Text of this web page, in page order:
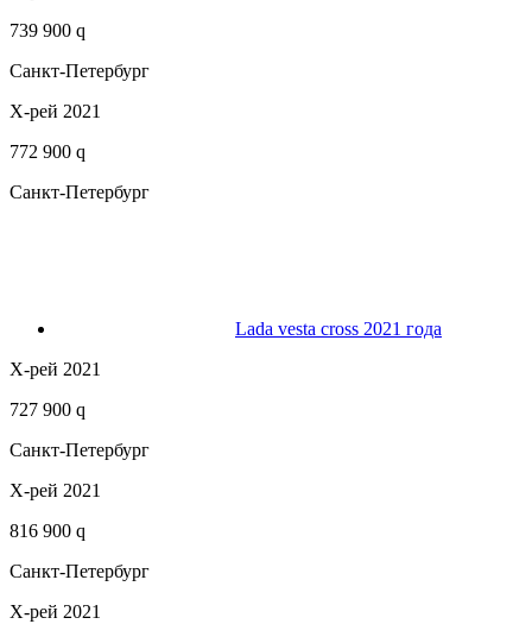
739 900 q
Санкт-Петербург
Х-рей 2021
772 900 q
Санкт-Петербург
Lada vesta cross 2021 года
Х-рей 2021
727 900 q
Санкт-Петербург
Х-рей 2021
816 900 q
Санкт-Петербург
Х-рей 2021